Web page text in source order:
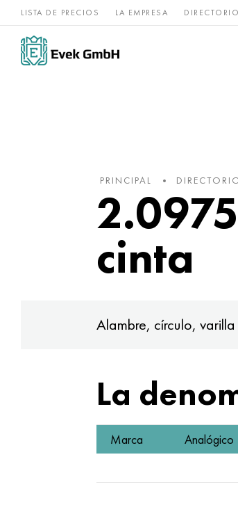
LISTA DE PRECIOS LA EMPRESA DIRECTORIO
Aleaciones de
níquel
PRINCIPAL
cinta
Alambre, círculo, varilla
La
Marca Analógico